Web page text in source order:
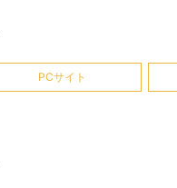
PCサイト